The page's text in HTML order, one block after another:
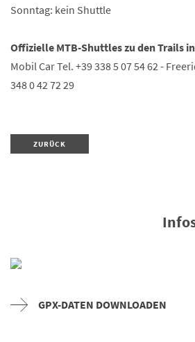
Sonntag: kein Shuttle
Offizielle MTB-Shuttles zu den Trails
Mobil Car Tel. +39 338 5 07 54 62 -
348 0 42 72 29
ZURÜCK
GPX-DATEN DOWNLOADEN